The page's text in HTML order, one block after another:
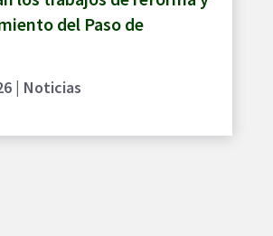
del Paso de
| Noticias